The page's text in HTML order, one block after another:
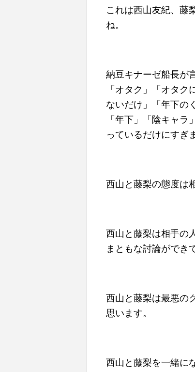
これは西山友紀、藤
ね。
納豆キナーゼ船長が
「オタク」「オタ
ないだけ」「年下の
「年下」「陰キャラ」
っているだけにすぎ
西山と藤梨の態度は
西山と藤梨は相手の
まともな討論ができ
西山と藤梨は最悪の
思います。
西山と藤梨を一緒に